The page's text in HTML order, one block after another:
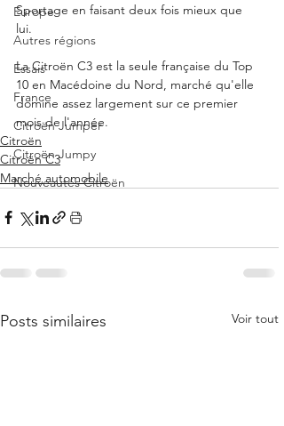
Europe
Autres régions
Essais
France
Citroën Jumper
Citroën Jumpy
Nouveautés Citroën
Sportage en faisant deux fois mieux que
lui.
La Citroën C3 est la seule française du Top
10 en Macédoine du Nord, marché qu'elle
domine assez largement sur ce premier
mois de l'année.
Citroën
Citroën C3
Marché automobile
Posts similaires Voir tout